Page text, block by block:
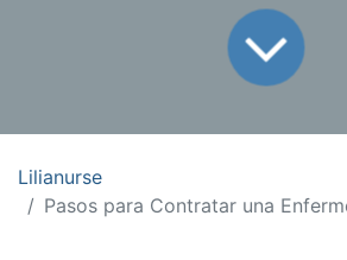
Lilianurse
Pasos para Contratar una Enfermera